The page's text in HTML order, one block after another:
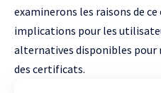
examinerons les raisons de
implications pour les
alternatives disponibles pour
des certificats.